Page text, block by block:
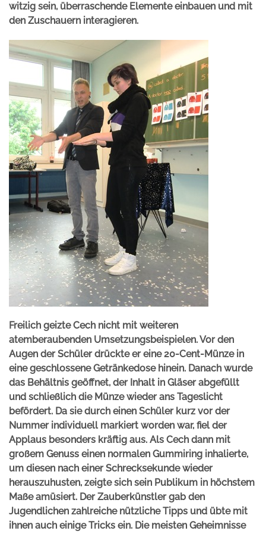
witzig sein, überraschende Elemente einbauen und mit
den Zuschauern interagieren.
Freilich geizte Cech nicht mit weiteren
atemberaubenden Umsetzungsbeispielen. Vor den
Augen der Schüler drückte er eine 20-Cent-Münze in
eine geschlossene Getränkedose hinein. Danach wurde
das Behältnis geöffnet, der Inhalt in Gläser abgefüllt
und schließlich die Münze wieder ans Tageslicht
befördert. Da sie durch einen Schüler kurz vor der
Nummer individuell markiert worden war, fiel der
Applaus besonders kräftig aus. Als Cech dann mit
großem Genuss einen normalen Gummiring inhalierte,
um diesen nach einer Schrecksekunde wieder
herauszuhusten, zeigte sich sein Publikum in höchstem
Maße amüsiert. Der Zauberkünstler gab den
Jugendlichen zahlreiche nützliche Tipps und übte mit
ihnen auch einige Tricks ein. Die meisten Geheimnisse